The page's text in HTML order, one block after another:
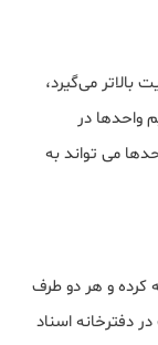
بالاتر می‌گیرد،
واحدها در
می تواند به
و هر دو طرف
دفترخانه اسناد